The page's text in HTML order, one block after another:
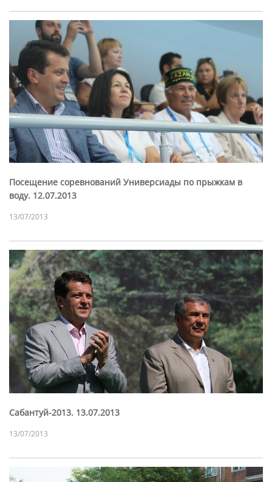
Посещение соревнований Универсиады по прыжкам в
воду. 12.07.2013
13/07/2013
Сабантуй-2013. 13.07.2013
13/07/2013